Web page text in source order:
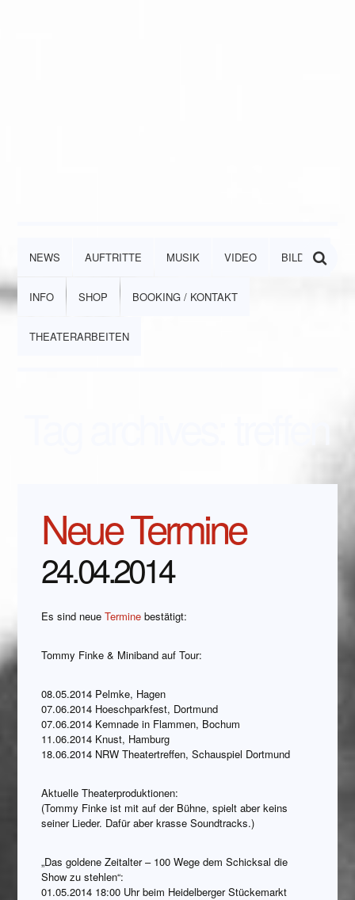
NEWS AUFTRITTE MUSIK VIDEO BILDER
INFO SHOP BOOKING / KONTAKT
THEATERARBEITEN
Neue Termine
24.04.2014
Es sind neueTermine bestätigt:
Tommy Finke & Miniband auf Tour:
08.05.2014 Pelmke, Hagen
07.06.2014 Hoeschparkfest, Dortmund
07.06.2014 Kemnade in Flammen, Bochum
11.06.2014 Knust, Hamburg
18.06.2014 NRW Theatertreffen, Schauspiel Dortmund
Aktuelle Theaterproduktionen:
(Tommy Finke ist mit auf der Bühne, spielt aber keins
seiner Lieder. Dafür aber krasse Soundtracks.)
„Das goldene Zeitalter – 100 Wege dem Schicksal die
Show zu stehlen“:
01.05.2014 18:00 Uhr beim Heidelberger Stückemarkt